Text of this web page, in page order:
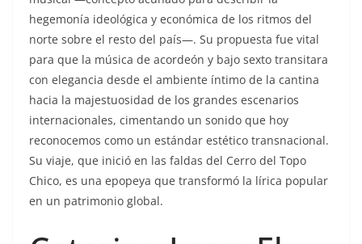
hegemonía ideológica y económica de los ritmos del
norte sobre el resto del país—. Su propuesta fue vital
para que la música de acordeón y bajo sexto transitara
con elegancia desde el ambiente íntimo de la cantina
hacia la majestuosidad de los grandes escenarios
internacionales, cimentando un sonido que hoy
reconocemos como un estándar estético transnacional.
Su viaje, que inició en las faldas del Cerro del Topo
Chico, es una epopeya que transformó la lírica popular
en un patrimonio global.